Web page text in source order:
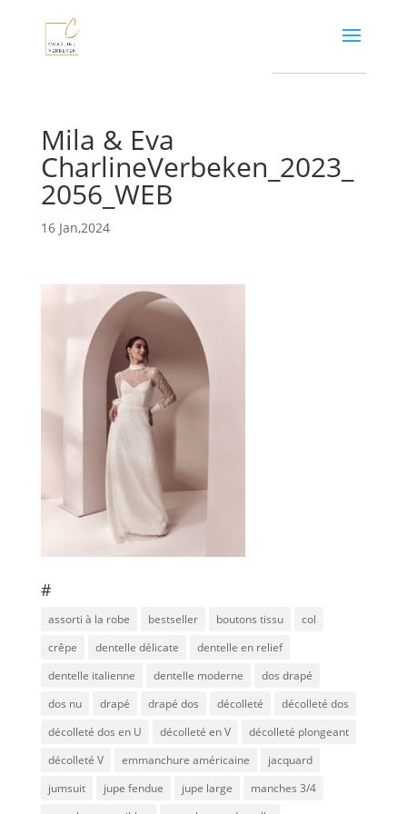
Mila & Eva
CharlineVerbeken_2023_
2056_WEB
16 Jan,2024
#
assorti à la robe bestseller boutons tissu
col
crêpe
dentelle délicate
dentelle en relief
dentelle italienne
dentelle moderne
dos drapé
dos nu
drapé drapé dos décolleté
décolleté dos
décolleté dos en U
décolleté en V
décolleté plongeant
décolleté V
emmanchure américaine
jacquard
jumsuit
jupe fendue jupe large
manches 3/4